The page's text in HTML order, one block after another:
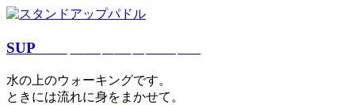
SUP
⽔の上のウォーキングです。
ときには流れに身をまかせて。